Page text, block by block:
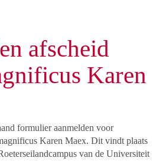
afscheid
Karen
formulier aanmelden voor
Karen Maex. Dit vindt plaats
van de Universiteit